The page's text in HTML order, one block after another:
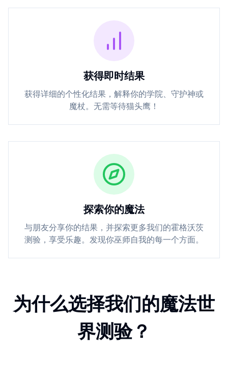
获得即时结果
获得详细的个性化结果，解释你的学院、守护神或
魔杖。无需等待猫头鹰！
探索你的魔法
与朋友分享你的结果，并探索更多我们的霍格沃茨
测验，享受乐趣。发现你巫师自我的每一个方面。
为什么选择我们的魔法世
界测验？